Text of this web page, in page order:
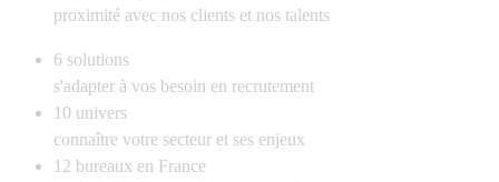
proximité avec nos clients et nos talents
6 solutions
s'adapter à vos besoin en recrutement
10 univers
connaître votre secteur et ses enjeux
12 bureaux en France